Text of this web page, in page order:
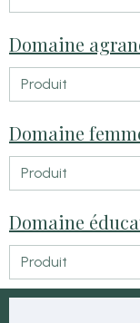
Domaine
Domaine
Domaine